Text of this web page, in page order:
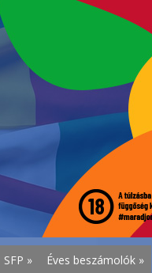
SFP » Éves beszámolók »